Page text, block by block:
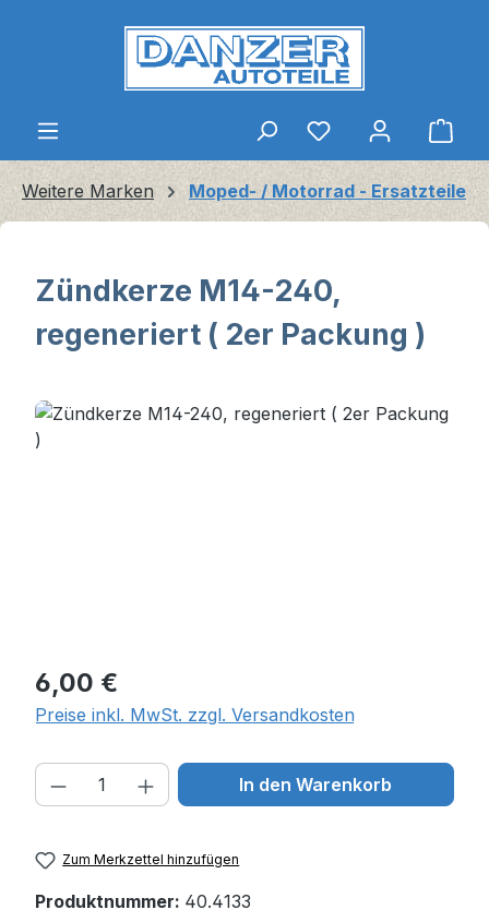
Zum Hauptinhalt springen
Weitere Marken Moped- / Motorrad - Ersatzteile
Zündkerze M14-240,
regeneriert ( 2er Packung )
Bildergalerie überspringen
Regulärer Preis:
6,00 €
Preise inkl. MwSt. zzgl. Versandkosten
Produkt Anzahl: Gib den
In den Warenkorb
Zum Merkzettel hinzufügen
Produktnummer: 40.4133